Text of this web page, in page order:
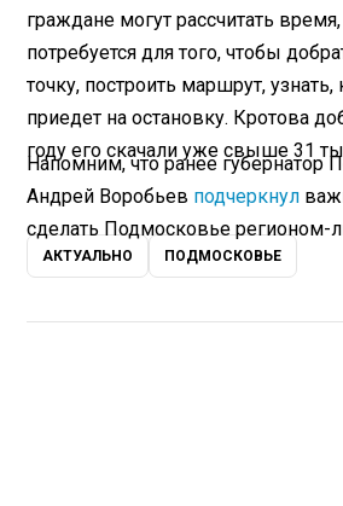
граждане могут рассчитать
потребуется для того, чтобы
точку, построить маршрут, узнать,
приедет на остановку. Кротова
году его скачали уже свыше 31
Напомним, что ранее губернатор
Андрей Воробьев подчеркнул
сделать Подмосковье регионом-
АКТУАЛЬНО ПОДМОСКОВЬЕ